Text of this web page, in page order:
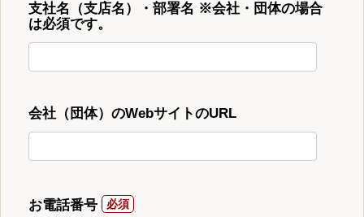
支社名（支店名）・部署名 ※会社・団体の場合
は必須です。
会社（団体）のWebサイトのURL
お電話番号